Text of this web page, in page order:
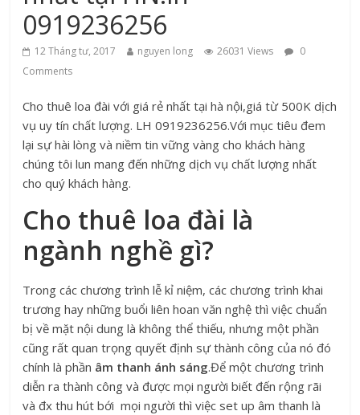
0919236256
12 Tháng tư, 2017 nguyen long 26031 Views
0
Comments
Cho thuê loa đài với giá rẻ nhất tại hà nội,giá từ 500K dịch
vụ uy tín chất lượng. LH 0919236256.Với mục tiêu đem
lại sự hài lòng và niềm tin vững vàng cho khách hàng
chúng tôi lun mang đến những dịch vụ chất lượng nhất
cho quý khách hàng.
Cho thuê loa đài là
ngành nghề gì?
Trong các chương trình lễ kỉ niệm, các chương trình khai
trương hay những buổi liên hoan văn nghệ thì việc chuẩn
bị về mặt nội dung là không thể thiếu, nhưng một phần
cũng rất quan trọng quyết định sự thành công của nó đó
chính là phần âm thanh ánh sáng.Để một chương trình
diễn ra thành công và được mọi người biết đến rộng rãi
và đx thu hút bới mọi người thì việc set up âm thanh là